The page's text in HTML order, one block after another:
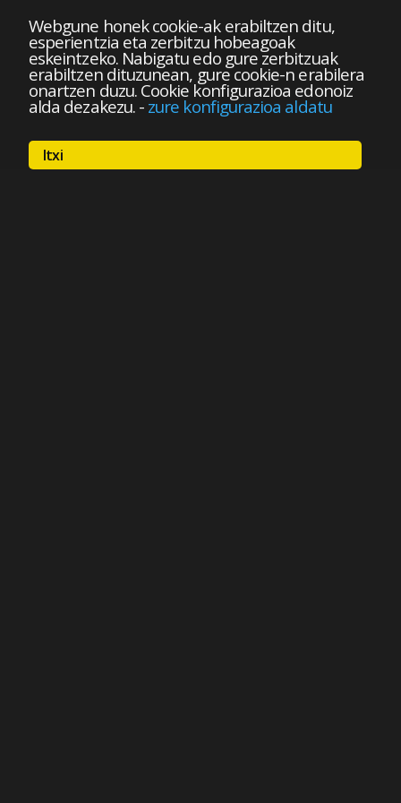
Webgune honek cookie-ak erabiltzen ditu,
esperientzia eta zerbitzu hobeagoak
eskeintzeko. Nabigatu edo gure zerbitzuak
erabiltzen dituzunean, gure cookie-n erabilera
onartzen duzu. Cookie konfigurazioa edonoiz
alda dezakezu.- zure konfigurazioa aldatu
Itxi